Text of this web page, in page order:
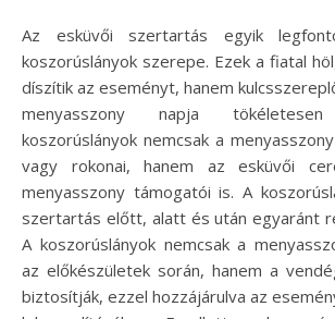
Az esküvői szertartás egyik legfontosabb eleme a
koszorúslányok szerepe. Ezek a fiatal
díszítik az eseményt, hanem
menyasszony napja
koszorúslányok nemcsak a
vagy rokonai, hanem az esküvői
menyasszony támogatói is. A
szertartás előtt, alatt és után egyaránt
A koszorúslányok nemcsak a
az előkészületek során, hanem a
biztosítják, ezzel hozzájárulva az